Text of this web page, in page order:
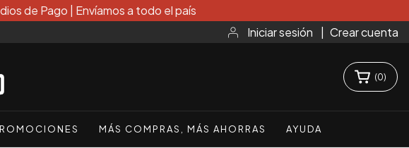
Iniciar sesión Crear cuenta
de Pago | Envíamos a todo el país
(0)
MÁS COMPRAS, MÁS AHORRAS AYUDA